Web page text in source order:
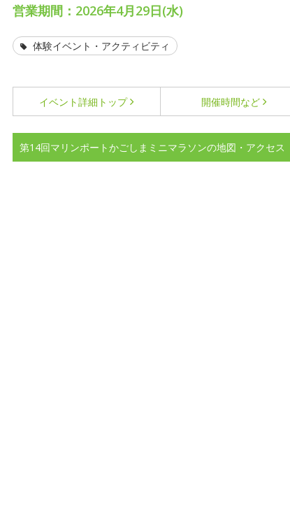
営業期間：2026年4月29日(水)
体験イベント・アクティビティ
イベント詳細 トップ 開催時間など
第14回マリンポートかごしまミニマラソンの地図・アクセス